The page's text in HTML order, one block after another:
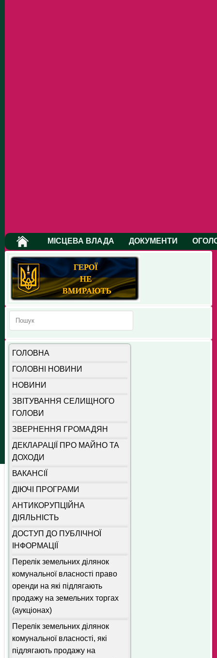
МІСЦЕВА ВЛАДА ДОКУМЕНТИ
ГОЛОВНА
ГОЛОВНІ НОВИНИ
НОВИНИ
ЗВІТУВАННЯ СЕЛИЩНОГО
ГОЛОВИ
ЗВЕРНЕННЯ ГРОМАДЯН
ДЕКЛАРАЦІЇ ПРО МАЙНО ТА
ДОХОДИ
ВАКАНСІЇ
ДІЮЧІ ПРОГРАМИ
АНТИКОРУПЦІЙНА
ДІЯЛЬНІСТЬ
ДОСТУП ДО ПУБЛІЧНОЇ
ІНФОРМАЦІЇ
Перелік земельних ділянок
комунальної власності право
оренди на які підлягають
продажу на земельних торгах
(аукціонах)
Перелік земельних ділянок
комунальної власності, які
підлягають продажу на